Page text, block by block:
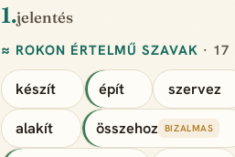
1.jelentés
≈ ROKON ÉRTELMŰ SZAVAK · 17
készít épít szervez
alakít összehoz BIZALMAS